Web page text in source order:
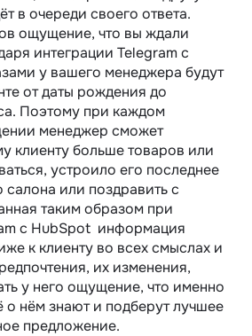
в очереди своего ответа.
ощущение, что вы ждали
интеграции Telegram c
у вашего менеджера будут
от даты рождения до
Поэтому при каждом
менеджер сможет
клиенту больше товаров или
устроило его последнее
или поздравить с
таким образом при
c HubSpot информация
к клиенту во всех смыслах и
их изменения,
у него ощущение, что именно
о нём знают и подберут лучшее
предложение.